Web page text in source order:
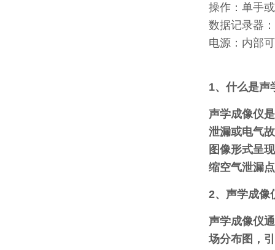
操作：单手
数据记录器
电源：内部
1、什么是声
声学成像仪
泄漏或电气
图像形式呈
缩空气泄漏
2、声学成像
声学成像仪
场分布图，